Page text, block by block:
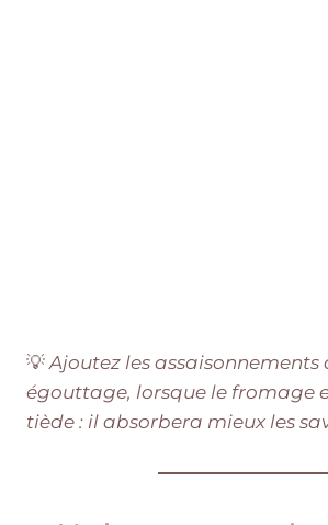
💡 Ajoutez les assaisonnements
égouttage, lorsque le fromage
tiède : il absorbera mieux les